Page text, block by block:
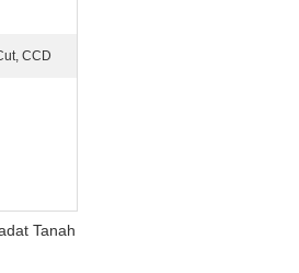
CCD
Tanah